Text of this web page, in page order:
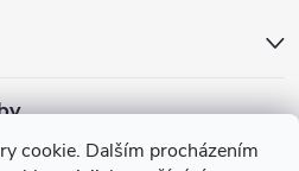
cookie. Dalším procházením